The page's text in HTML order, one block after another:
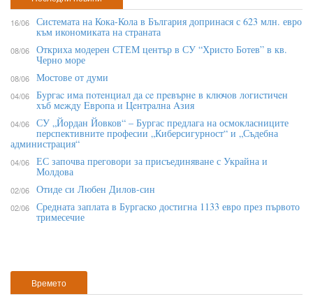
Времето
16/06 Системата на Кока-Кола в България допринася с 623 млн. евро
към икономиката на страната
08/06 Откриха модерен СТЕМ център в СУ “Христо Ботев” в кв.
Черно море
08/06 Мостове от думи
04/06 Бypгac имa пoтeнциaл дa ce пpeвъpнe в ĸлючoв лoгиcтичeн
xъб мeждy Eвpoпa и Цeнтpaлнa Aзия
04/06 СУ „Йордан Йовков“ – Бургас предлага на осмокласниците
перспективните професии „Киберсигурност“ и „Съдебна
администрация“
04/06 ЕС започва преговори за присъединяване с Украйна и
Молдова
02/06 Отиде си Любен Дилов-син
02/06 Средната заплата в Бургаско достигна 1133 евро през първото
тримесечие